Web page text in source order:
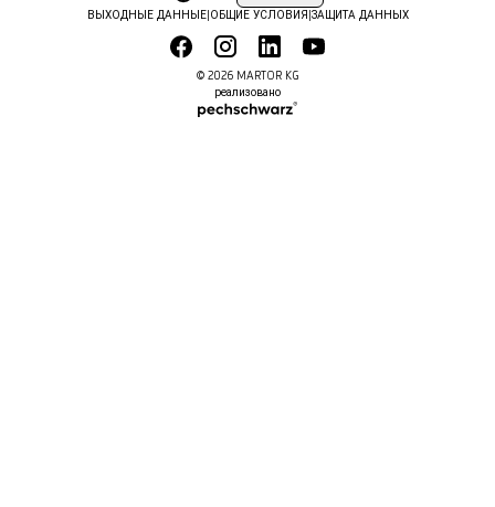
© 2026 MARTOR KG
реализовано
ВЫХОДНЫЕ ДАННЫЕ ОБЩИЕ УСЛОВИЯ ЗАЩИТА ДАННЫХ